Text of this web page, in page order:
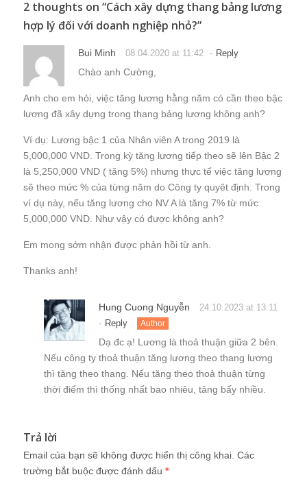
2 thoughts on “Cách xây dựng thang bảng lương
hợp lý đối với doanh nghiệp nhỏ?”
Bui Minh 08.04.2020 at 11:42 - Reply
Chào anh Cường,
Anh cho em hỏi, việc tăng lương hằng năm có cần theo bậc
lương đã xây dựng trong thang bảng lương không anh?
Ví dụ: Lương bậc 1 của Nhân viên A trong 2019 là
5,000,000 VND. Trong kỳ tăng lương tiếp theo sẽ lên Bậc 2
là 5,250,000 VND ( tăng 5%) nhưng thực tế việc tăng lương
sẽ theo mức % của từng năm do Công ty quyêt định. Trong
ví dụ này, nếu tăng lương cho NV A là tăng 7% từ mức
5,000,000 VND. Như vậy có được không anh?
Em mong sớm nhận được phản hồi từ anh.
Thanks anh!
Hung Cuong Nguyễn 24.10.2023 at 13:11
- Reply Author
Dạ đc ạ! Lương là thoả thuận giữa 2 bên.
Nếu công ty thoả thuận tăng lương theo thang lương
thì tăng theo thang. Nếu tăng theo thoả thuận từng
thời điểm thì thống nhất bao nhiêu, tăng bấy nhiều.
Trả lời
Email của bạn sẽ không được hiển thị công khai. Các
trường bắt buộc được đánh dấu *